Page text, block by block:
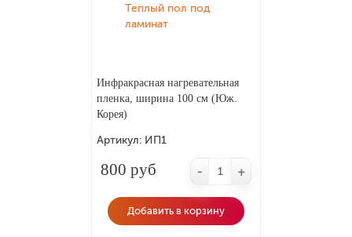
Теплый пол под
ламинат
Инфракрасная нагревательная
пленка, ширина 100 см (Юж.
Корея)
Артикул: ИП1
800 руб - +
Добавить в корзину